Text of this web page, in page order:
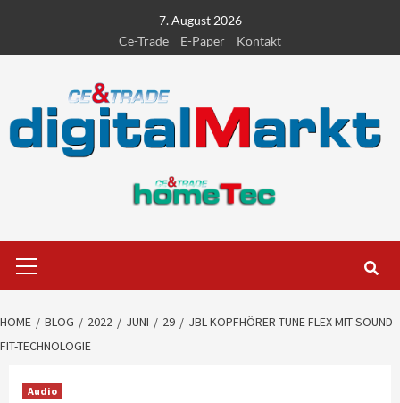
content
7. August 2026
Ce-Trade
E-Paper Kontakt
Menu
HOME BLOG 2022 JUNI 29
JBL KOPFHÖRER TUNE FLEX MIT SOUND
FIT-TECHNOLOGIE
Audio